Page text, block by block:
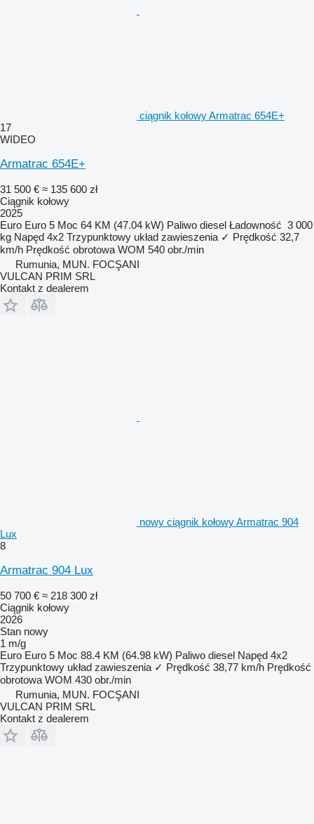
ciągnik kołowy Armatrac 654E+
17
WIDEO
Armatrac 654E+
31 500 € ≈ 135 600 zł
Ciągnik kołowy
2025
Euro Euro 5 Moc 64 KM (47.04 kW) Paliwo diesel Ładowność 3 000
kg Napęd 4x2 Trzypunktowy układ zawieszenia ✓ Prędkość 32,7
km/h Prędkość obrotowa WOM 540 obr./min
Rumunia, MUN. FOCŞANI
VULCAN PRIM SRL
Kontakt z dealerem
nowy ciągnik kołowy Armatrac 904
Lux
8
Armatrac 904 Lux
50 700 € ≈ 218 300 zł
Ciągnik kołowy
2026
Stan nowy
1 m/g
Euro Euro 5 Moc 88.4 KM (64.98 kW) Paliwo diesel Napęd 4x2
Trzypunktowy układ zawieszenia ✓ Prędkość 38,77 km/h Prędkość
obrotowa WOM 430 obr./min
Rumunia, MUN. FOCŞANI
VULCAN PRIM SRL
Kontakt z dealerem